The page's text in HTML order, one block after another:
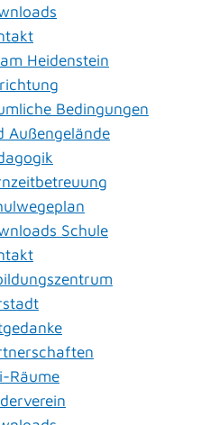
Heidenstein
Bedingungen
Außengelände
Schule
Räume